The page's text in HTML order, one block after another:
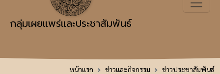
กลุ่มเผยแพร่และประชาสัมพันธ์
หน้าแรก ข่าวและกิจกรรม ข่าวประชาสัมพันธ์